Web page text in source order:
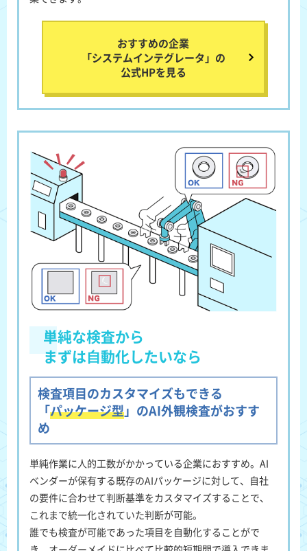
おすすめの企業
「システムインテグレータ」の
公式HPを見る
単純な検査から
まずは⾃動化したいなら
検査項目のカスタマイズもできる
「パッケージ型」のAI外観検査がおすす
め
単純作業に人的工数がかかっている企業におすすめ。AI
ベンダーが保有する既存のAIパッケージに対して、自社
の要件に合わせて判断基準をカスタマイズすることで、
これまで統一化されていた判断が可能。
誰でも検査が可能であった項目を自動化することがで